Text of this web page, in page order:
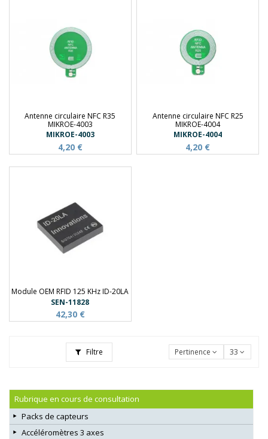
Antenne circulaire NFC R35
MIKROE-4003
MIKROE-4003
4,20 €
Antenne circulaire NFC R25
MIKROE-4004
MIKROE-4004
4,20 €
Module OEM RFID 125 KHz ID-20LA
SEN-11828
42,30 €
Filtre Pertinence 33
Rubrique en cours de consultation
Packs de capteurs
Accéléromètres 3 axes